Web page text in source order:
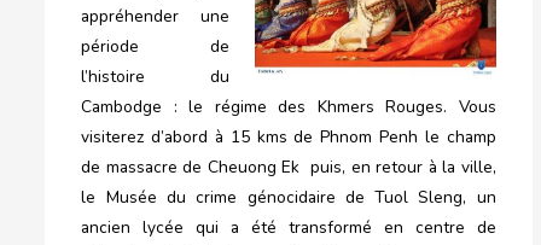
appréhender une
période de
l’histoire du
Cambodge : le régime des Khmers Rouges. Vous
visiterez d’abord à 15 kms de Phnom Penh le champ
de massacre de Cheuong Ek puis, en retour à la ville,
le Musée du crime génocidaire de Tuol Sleng, un
ancien lycée qui a été transformé en centre de